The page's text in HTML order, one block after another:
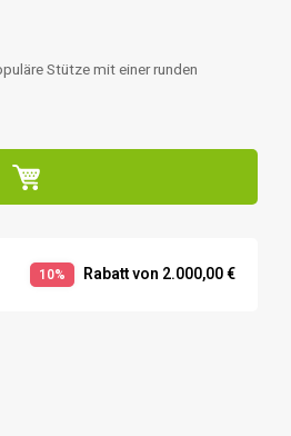
Stütze mit einer runden
10% Rabatt von 2.000,00 €